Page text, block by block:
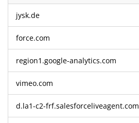
Cookies
jysk.de
force.com
region1.google-analytics.com
vimeo.com
d.la1-c2-frf.salesforceliveagent.com